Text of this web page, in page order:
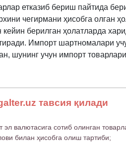
етказиб бериш пайтида
чегирмани ҳисобга олган
кейин берилган ҳолатларда
Импорт шартномалари
шунинг учун импорт
тавсия қилади
эл валютасига сотиб олинган
билан ҳисобга олиш тартиби;